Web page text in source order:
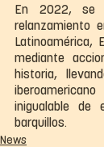
En 2022, se
relanzamiento
Latinoamérica,
mediante
historia,
inigualable de
barquillos.
News